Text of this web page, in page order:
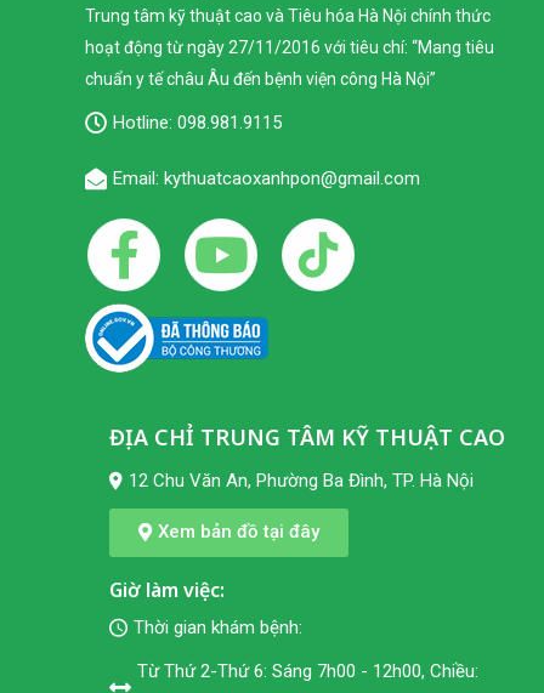
Trung tâm kỹ thuật cao và Tiêu hóa Hà Nội chính thức
hoạt động từ ngày 27/11/2016 với tiêu chí: “Mang tiêu
chuẩn y tế châu Âu đến bệnh viện công Hà Nội”
Hotline: 098.981.9115
Email: kythuatcaoxanhpon@gmail.com
ĐỊA CHỈ TRUNG TÂM KỸ THUẬT CAO
12 Chu Văn An, Phường Ba Đình, TP. Hà Nội
Xem bản đồ tại đây
Giờ làm việc:
Thời gian khám bệnh:
Từ Thứ 2-Thứ 6: Sáng 7h00 - 12h00, Chiều: